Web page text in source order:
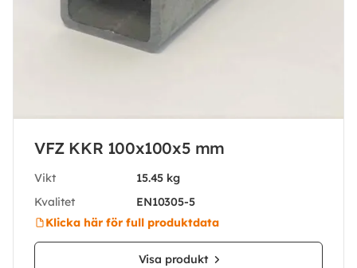
VFZ KKR 100x100x5 mm
Vikt
15.45 kg
Kvalitet
EN10305-5
Klicka här för full produktdata
Visa produkt